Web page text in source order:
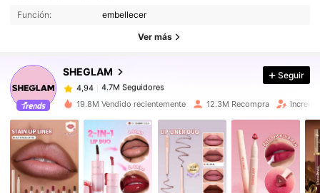
Función: embellecer
Ver más
SHEGLAM
4.7M Seguidores
4,94
4.7M Seguidores
m***8pagóHace 8 horas
4,94 4.7M Seguidores
4,94 4.7M Seguidores
Seguir
19.8M Vendido recientemente 12.3M Recompra